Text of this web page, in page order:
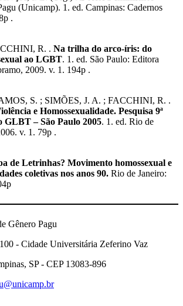
(Unicamp). 1. ed. Campinas: Cadernos
.
R. . Na trilha do arco-íris: do
ao LGBT. 1. ed. São Paulo: Editora
2009. v. 1. 194p .
S. ; SIMÕES, J. A. ; FACCHINI, R. .
e Homossexualidade. Pesquisa 9ª
GLBT – São Paulo 2005. 1. ed. Rio de
v. 1. 79p .
de Letrinhas? Movimento homossexual e
coletivas nos anos 90. Rio de Janeiro:
Gênero Pagu
- Cidade Universitária Zeferino Vaz
SP - CEP 13083-896